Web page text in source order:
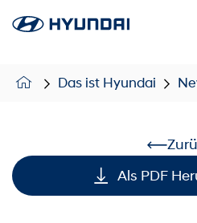
Das ist Hyundai
Als PDF